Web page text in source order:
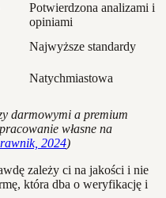
Potwierdzona analizami i
opiniami
Najwyższe standardy
Natychmiastowa
darmowymi a premium
własne na
2024)
zależy ci na jakości i nie
która dba o weryfikację i